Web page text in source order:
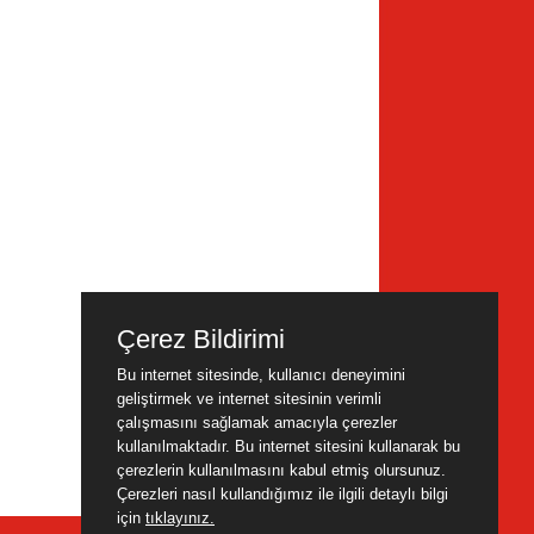
Çerez Bildirimi
Bu internet sitesinde, kullanıcı deneyimini
geliştirmek ve internet sitesinin verimli
çalışmasını sağlamak amacıyla çerezler
kullanılmaktadır. Bu internet sitesini kullanarak bu
çerezlerin kullanılmasını kabul etmiş olursunuz.
Çerezleri nasıl kullandığımız ile ilgili detaylı bilgi
için tıklayınız.